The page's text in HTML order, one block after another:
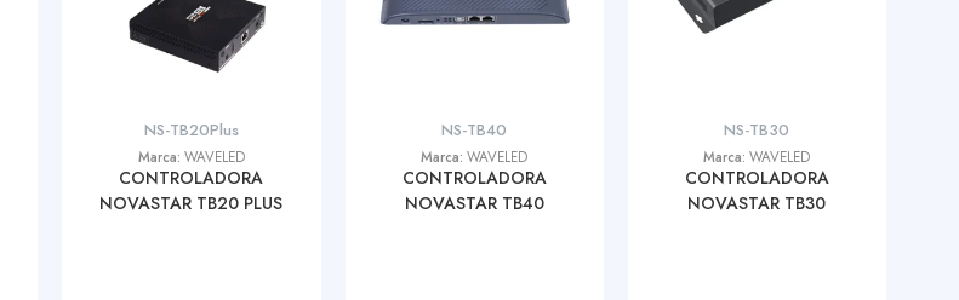
NS-TB20Plus
Marca: WAVELED
CONTROLADORA
NOVASTAR TB20 PLUS
NS-TB40
Marca:WAVELED
CONTROLADORA
NOVASTAR TB40
NS-TB30
Marca:WAVELED
CONTROLADORA
NOVASTAR TB30